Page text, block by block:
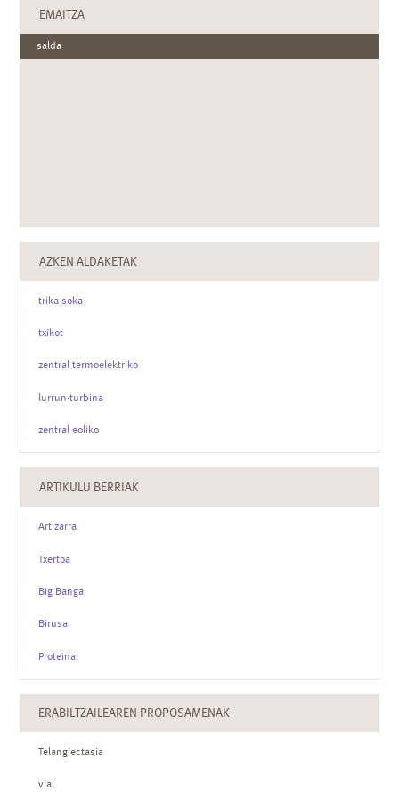
EMAITZA
salda
AZKEN ALDAKETAK
trika-soka
txikot
zentral termoelektriko
lurrun-turbina
zentral eoliko
ARTIKULU BERRIAK
Artizarra
Txertoa
Big Banga
Birusa
Proteina
ERABILTZAILEAREN PROPOSAMENAK
Telangiectasia
vial